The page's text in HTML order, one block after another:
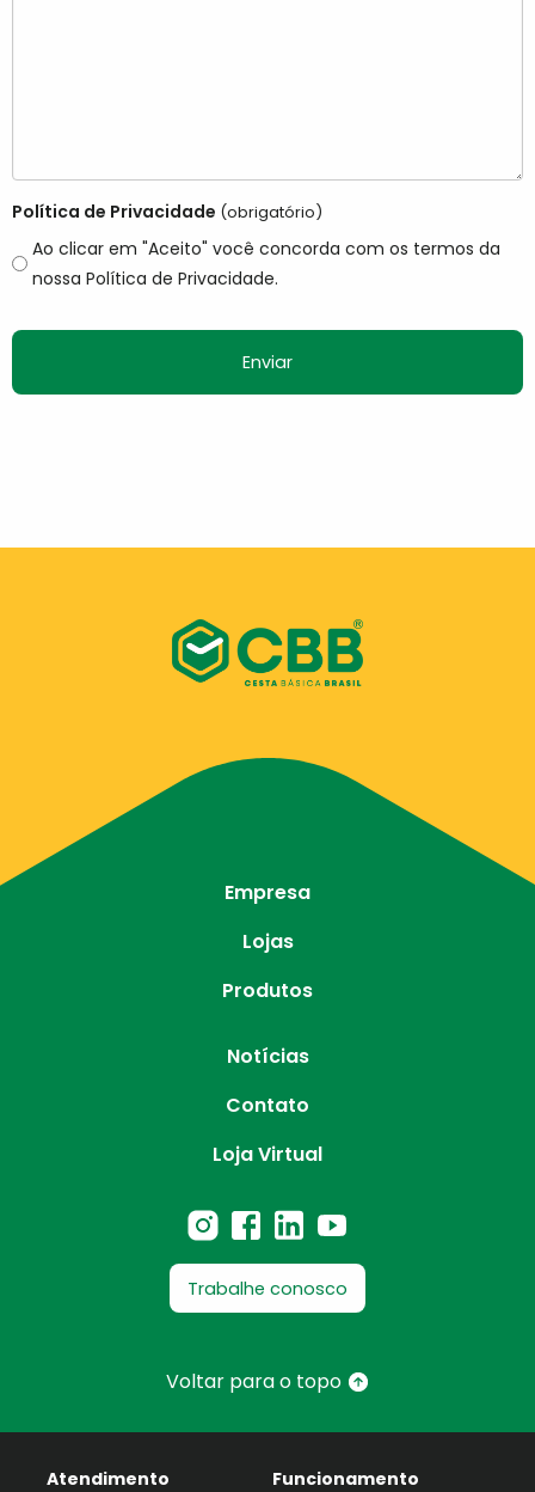
Política de Privacidade (obrigatório)
Ao clicar em "Aceito" você concorda com os termos da
nossa Política de Privacidade.
Empresa
Lojas
Produtos
Notícias
Contato
Loja Virtual
Trabalhe conosco
Voltar para o topo
Atendimento Funcionamento